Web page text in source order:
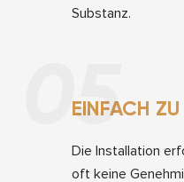
Substanz.
05
EINFACH
Die Installation
oft keine